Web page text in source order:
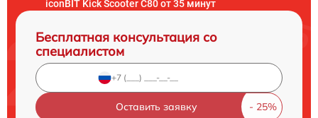
iconBIT Kick Scooter C80 от 35 минут
Бесплатная консультация со
специалистом
Оставить заявку